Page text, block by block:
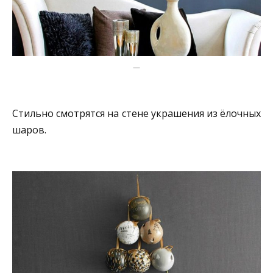
—
Стильно смотрятся на стене украшения из ёлочных
шаров.